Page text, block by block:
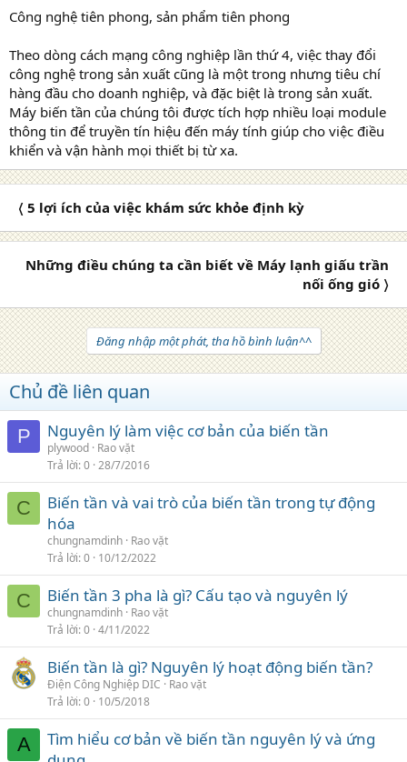
Công nghệ tiên phong, sản phẩm tiên phong
Theo dòng cách mạng công nghiệp lần thứ 4, việc thay đổi
công nghệ trong sản xuất cũng là một trong nhưng tiêu chí
hàng đầu cho doanh nghiệp, và đặc biệt là trong sản xuất.
Máy biến tần của chúng tôi được tích hợp nhiều loại module
thông tin để truyền tín hiệu đến máy tính giúp cho việc điều
khiển và vận hành mọi thiết bị từ xa.
〈 5 lợi ích của việc khám sức khỏe định kỳ
Những điều chúng ta cần biết về Máy lạnh giấu trần
nối ống gió 〉
Đăng nhập một phát, tha hồ bình luận^^
Chủ đề liên quan
P Nguyên lý làm việc cơ bản của biến tần
plywood Rao vặt
Trả lời 0 28/7/2016
C
Biến tần và vai trò của biến tần trong tự động
hóa
chungnamdinh Rao vặt
Trả lời 0 10/12/2022
C Biến tần 3 pha là gì? Cấu tạo và nguyên lý
chungnamdinh Rao vặt
Trả lời 0 4/11/2022
Biến tần là gì? Nguyên lý hoạt động biến tần?
Điện Công Nghiệp DIC
Rao vặt
Trả lời 0 10/5/2018
A
Tìm hiểu cơ bản về biến tần nguyên lý và ứng